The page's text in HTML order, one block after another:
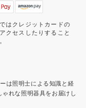
はクレジットカードの
クセスしたりすること
は照明士による知識と経
れな照明器具をお届けし